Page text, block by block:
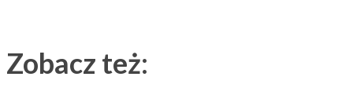
Zobacz też: